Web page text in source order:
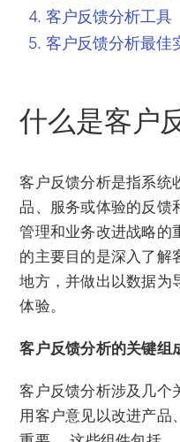
客户反馈分析工具
客户反馈分析最佳
什么是客户
客户反馈分析是指系统
品、服务或体验的反馈
管理和业务改进战略的
的主要目的是深入了解
地方，并做出以数据为
体验。
客户反馈分析的关键组
客户反馈分析涉及几个
用客户意见以改进产品